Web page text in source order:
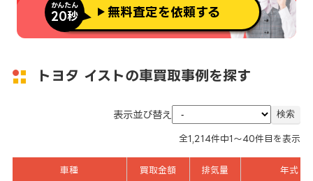
かんたん
20秒 無料査定を依頼する
トヨタ イストの車買取事例を探す
表示並び替え
全1,214件中1～40件目を表示
車種 買取金額 排気量 年式